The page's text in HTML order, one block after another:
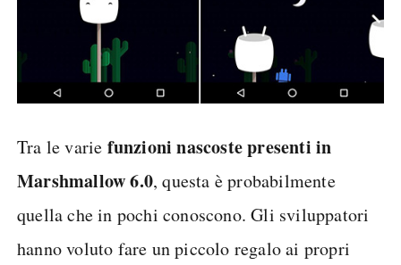
Tra le varie funzioni nascoste presenti in
Marshmallow 6.0, questa è probabilmente
quella che in pochi conoscono. Gli sviluppatori
hanno voluto fare un piccolo regalo ai propri